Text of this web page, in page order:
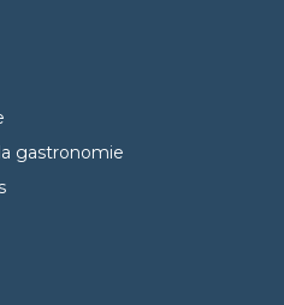
gastronomie